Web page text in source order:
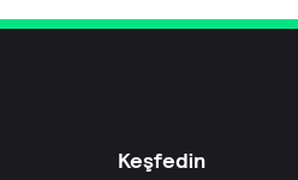
Keşfedin